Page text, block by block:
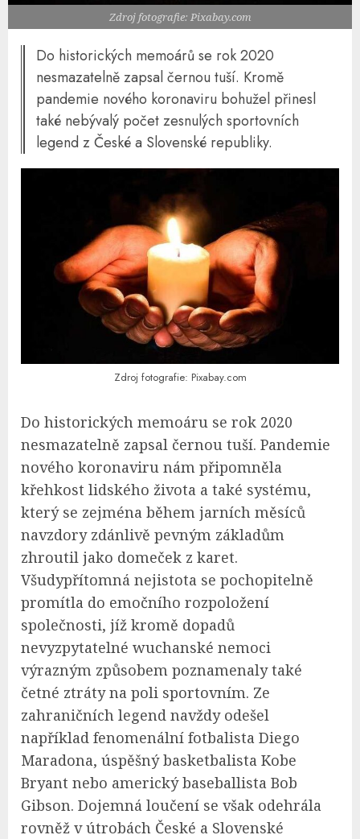
Zdroj fotografie: Pixabay.com
Do historických memoárů se rok 2020
nesmazatelně zapsal černou tuší. Kromě
pandemie nového koronaviru bohužel přinesl
také nebývalý počet zesnulých sportovních
legend z České a Slovenské republiky.
Zdroj fotografie: Pixabay.com
Do historických memoáru se rok 2020
nesmazatelně zapsal černou tuší. Pandemie
nového koronaviru nám připomněla
křehkost lidského života a také systému,
který se zejména během jarních měsíců
navzdory zdánlivě pevným základům
zhroutil jako domeček z karet.
Všudypřítomná nejistota se pochopitelně
promítla do emočního rozpoložení
společnosti, jíž kromě dopadů
nevyzpytatelné wuchanské nemoci
výrazným způsobem poznamenaly také
četné ztráty na poli sportovním. Ze
zahraničních legend navždy odešel
například fenomenální fotbalista Diego
Maradona, úspěšný basketbalista Kobe
Bryant nebo americký baseballista Bob
Gibson. Dojemná loučení se však odehrála
rovněž v útrobách České a Slovenské